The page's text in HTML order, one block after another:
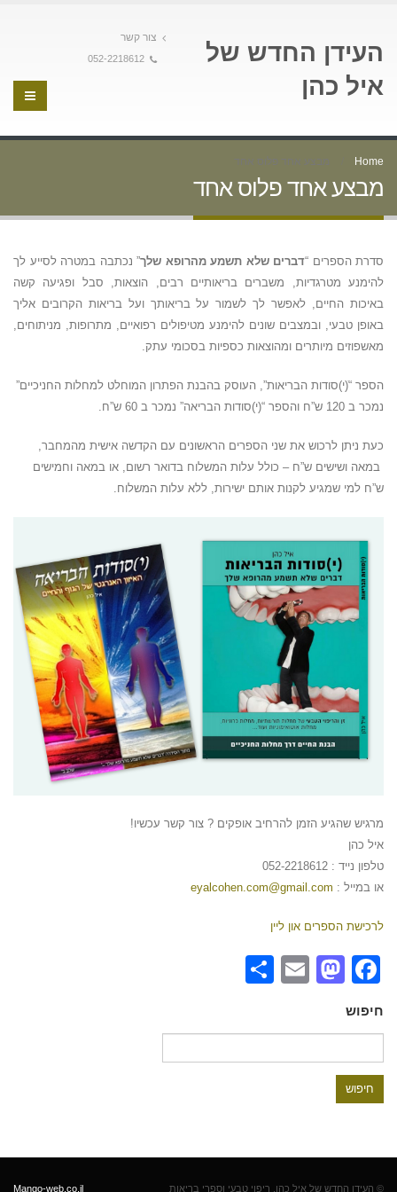
העידן החדש של
איל כהן
צור קשר
052-2218612
Home מבצע אחד פלוס אחד
מבצע אחד פלוס אחד
סדרת הספרים “דברים שלא תשמע מהרופא שלך” נכתבה במטרה לסייע לך
להימנע מטרגדיות, משברים בריאותיים רבים, הוצאות, סבל ופגיעה קשה
באיכות החיים, לאפשר לך לשמור על בריאותך ועל בריאות הקרובים אליך
באופן טבעי, ובמצבים שונים להימנע מטיפולים רפואיים, מתרופות, מניתוחים,
מאשפוזים מיותרים ומהוצאות כספיות בסכומי עתק.
הספר “ׁ(י)סודות הבריאות”, העוסק בהבנת הפתרון המוחלט למחלות החניכיים”
נמכר ב 120 ש”ח והספר “(י)סודות הבריאה” נמכר ב 60 ש”ח.
כעת ניתן לרכוש את שני הספרים הראשונים עם הקדשה אישית מהמחבר,
במאה ושישים ש”ח – כולל עלות המשלוח בדואר רשום, או במאה וחמישים
ש”ח למי שמגיע לקנות אותם ישירות, ללא עלות המשלוח.
מרגיש שהגיע הזמן להרחיב אופקים ? צור קשר עכשיו!
איל כהן
טלפון נייד : 052-2218612
או במייל : eyalcohen.com@gmail.com
לרכישת הספרים און ליין
Facebook
Mastodon
Email
חיפוש
© העידן החדש של איל כהן, ריפוי טבעי וספרי בריאות Mango-web.co.il